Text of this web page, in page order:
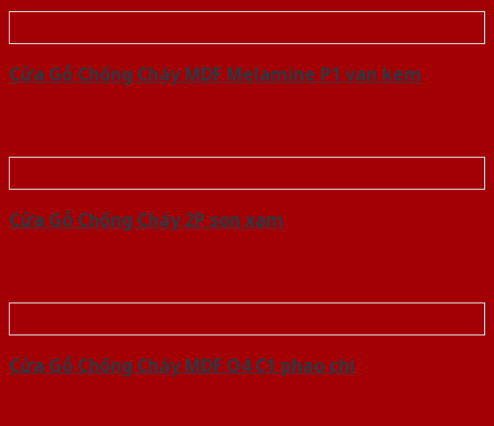
Cửa Gỗ Chống Cháy MDF Melamine P1 van kem
Cửa Gỗ Chống Cháy 2P son xam
Cửa Gỗ Chống Cháy MDF O4 C1 phao chi